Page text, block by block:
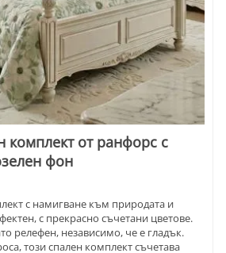
комплект от ранфорс с
фон
с намигване към природата и
с прекрасно съчетани цветове.
релефен, независимо, че е гладък.
този спален комплект съчетава